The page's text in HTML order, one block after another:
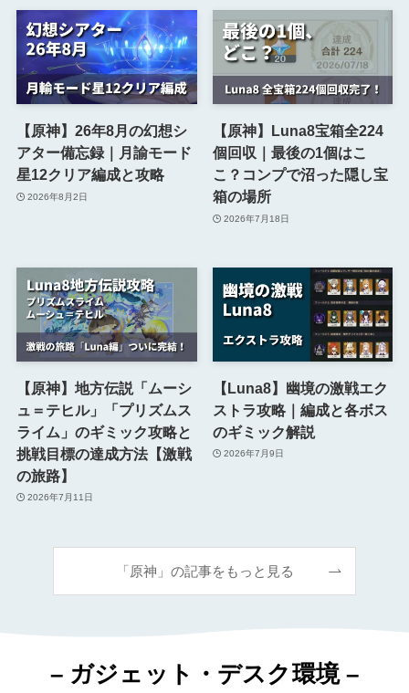
【原神】26年8月の幻想シ
アター備忘録｜月諭モード
星12クリア編成と攻略
2026年8月2日
【原神】Luna8宝箱全224
個回収｜最後の1個はこ
こ？コンプで沼った隠し宝
箱の場所
2026年7月18日
【原神】地方伝説「ムーシ
ュ＝テヒル」「プリズムス
ライム」のギミック攻略と
挑戦目標の達成方法【激戦
の旅路】
2026年7月11日
【Luna8】幽境の激戦エク
ストラ攻略｜編成と各ボス
のギミック解説
2026年7月9日
「原神」の記事をもっと見る
– ガジェット・デスク環境 –